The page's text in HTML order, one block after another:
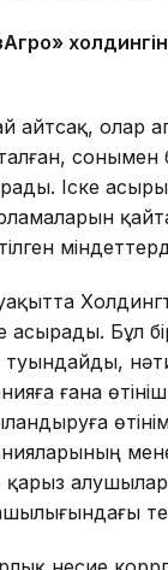
айтсақ, олар
Іске
уақытта
асырады. Бұл
туындайды,
ғана
қарыз